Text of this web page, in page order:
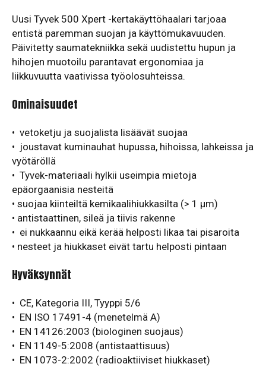
Uusi Tyvek 500 Xpert -kertakäyttöhaalari tarjoaa
entistä paremman suojan ja käyttömukavuuden.
Päivitetty saumatekniikka sekä uudistettu hupun ja
hihojen muotoilu parantavat ergonomiaa ja
liikkuvuutta vaativissa työolosuhteissa.
Ominaisuudet
• vetoketju ja suojalista lisäävät suojaa
• joustavat kuminauhat hupussa, hihoissa, lahkeissa ja
vyötäröllä
• Tyvek-materiaali hylkii useimpia mietoja
epäorgaanisia nesteitä
• suojaa kiinteiltä kemikaalihiukkasilta (> 1 µm)
• antistaattinen, sileä ja tiivis rakenne
• ei nukkaannu eikä kerää helposti likaa tai pisaroita
• nesteet ja hiukkaset eivät tartu helposti pintaan
Hyväksynnät
• CE, Kategoria III, Tyyppi 5/6
• EN ISO 17491-4 (menetelmä A)
• EN 14126:2003 (biologinen suojaus)
• EN 1149-5:2008 (antistaattisuus)
• EN 1073-2:2002 (radioaktiiviset hiukkaset)